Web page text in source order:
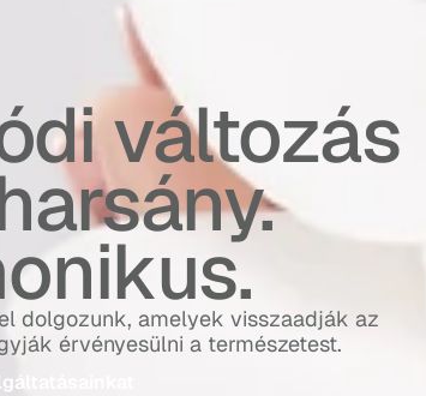
változás
dolgozunk, amelyek visszaadják az
érvényesülni a természetest.